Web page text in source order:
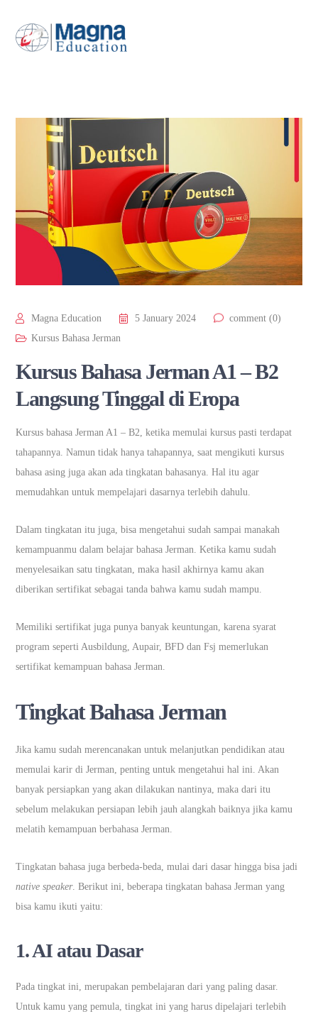
Magna Education 5 January 2024
comment (0)
Kursus Bahasa Jerman
Kursus Bahasa Jerman A1 – B2
Langsung Tinggal di Eropa
Kursus bahasa Jerman A1 – B2, ketika memulai kursus pasti terdapat
tahapannya. Namun tidak hanya tahapannya, saat mengikuti kursus
bahasa asing juga akan ada tingkatan bahasanya. Hal itu agar
memudahkan untuk mempelajari dasarnya terlebih dahulu.
Dalam tingkatan itu juga, bisa mengetahui sudah sampai manakah
kemampuanmu dalam belajar bahasa Jerman. Ketika kamu sudah
menyelesaikan satu tingkatan, maka hasil akhirnya kamu akan
diberikan sertifikat sebagai tanda bahwa kamu sudah mampu.
Memiliki sertifikat juga punya banyak keuntungan, karena syarat
program seperti Ausbildung, Aupair, BFD dan Fsj memerlukan
sertifikat kemampuan bahasa Jerman.
Tingkat Bahasa Jerman
Jika kamu sudah merencanakan untuk melanjutkan pendidikan atau
memulai karir di Jerman, penting untuk mengetahui hal ini. Akan
banyak persiapkan yang akan dilakukan nantinya, maka dari itu
sebelum melakukan persiapan lebih jauh alangkah baiknya jika kamu
melatih kemampuan berbahasa Jerman.
Tingkatan bahasa juga berbeda-beda, mulai dari dasar hingga bisa jadi
native speaker. Berikut ini, beberapa tingkatan bahasa Jerman yang
bisa kamu ikuti yaitu:
1. AI atau Dasar
Pada tingkat ini, merupakan pembelajaran dari yang paling dasar.
Untuk kamu yang pemula, tingkat ini yang harus dipelajari terlebih